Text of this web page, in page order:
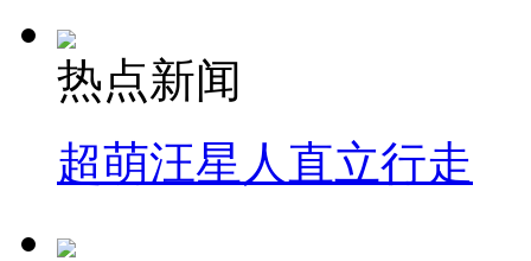
热点新闻
超萌汪星人直立行走